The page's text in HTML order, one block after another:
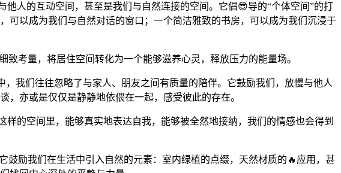
人的互动空间，甚至是我们与自然连接的空间。它倡😎导的“个体空间”的打
可以成为我们与自然对话的窗口；一个简洁雅致的书房，可以成为我们沉浸于
考量，将居住空间转化为一个能够滋养心灵，释放压力的能量场。
我们往往忽略了与家人、朋友之间有质量的陪伴。它鼓励我们，放慢与他人
亦或是仅仅是静静地依偎在一起，感受彼此的存在。
的空间里，能够真实地表达自我，能够被全然地接纳，我们的情感也会得到
励我们在生活中引入自然的元素：室内绿植的点缀，天然材质的🔥应用，甚